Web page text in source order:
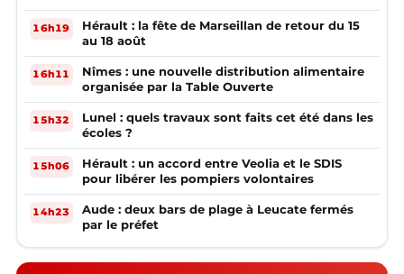
16h19
Hérault : la fête de Marseillan de retour du 15
au 18 août
16h11
Nîmes : une nouvelle distribution alimentaire
organisée par la Table Ouverte
15h32
Lunel : quels travaux sont faits cet été dans les
écoles ?
15h06
Hérault : un accord entre Veolia et le SDIS
pour libérer les pompiers volontaires
14h23
Aude : deux bars de plage à Leucate fermés
par le préfet